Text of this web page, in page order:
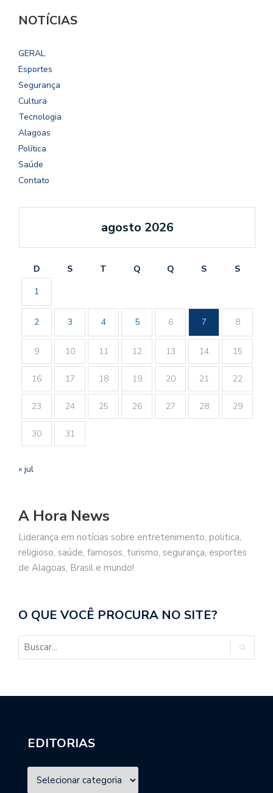
NOTÍCIAS
GERAL
Esportes
Segurança
Cultura
Tecnologia
Alagoas
Política
Saúde
Contato
agosto 2026
D S T Q Q S
S
1
2 3 4 5 6 7 8
9 10 11 12 13 14 15
16 17 18 19 20 21 22
23 24 25 26 27 28 29
30 31
« jul
A Hora News
Liderança em notícias sobre entretenimento, politica,
religioso, saúde, famosos, turismo, segurança, esportes
de Alagoas, Brasil e mundo!
O QUE VOCÊ PROCURA NO SITE?
EDITORIAS